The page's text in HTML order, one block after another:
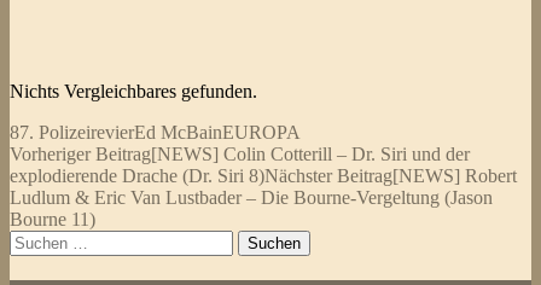
Nichts Vergleichbares gefunden.
87. PolizeirevierEd McBainEUROPA
Beitragsnavigation
Vorheriger Beitrag[NEWS] Colin Cotterill – Dr. Siri und der
explodierende Drache (Dr. Siri 8)Nächster Beitrag[NEWS] Robert
Ludlum & Eric Van Lustbader – Die Bourne-Vergeltung (Jason
Bourne 11)
Suchen
nach: